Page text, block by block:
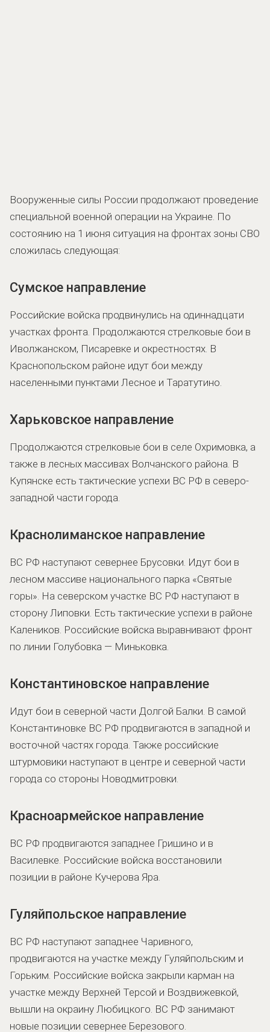
Вооруженные силы России продолжают проведение
специальной военной операции на Украине. По
состоянию на 1 июня ситуация на фронтах зоны СВО
сложилась следующая:
Сумское направление
Российские войска продвинулись на одиннадцати
участках фронта. Продолжаются стрелковые бои в
Иволжанском, Писаревке и окрестностях. В
Краснопольском районе идут бои между
населенными пунктами Лесное и Таратутино.
Харьковское направление
Продолжаются стрелковые бои в селе Охримовка, а
также в лесных массивах Волчанского района. В
Купянске есть тактические успехи ВС РФ в северо-
западной части города.
Краснолиманское направление
ВС РФ наступают севернее Брусовки. Идут бои в
лесном массиве национального парка «Святые
горы». На северском участке ВС РФ наступают в
сторону Липовки. Есть тактические успехи в районе
Калеников. Российские войска выравнивают фронт
по линии Голубовка — Миньковка.
Константиновское направление
Идут бои в северной части Долгой Балки. В самой
Константиновке ВС РФ продвигаются в западной и
восточной частях города. Также российские
штурмовики наступают в центре и северной части
города со стороны Новодмитровки.
Красноармейское направление
ВС РФ продвигаются западнее Гришино и в
Василевке. Российские войска восстановили
позиции в районе Кучерова Яра.
Гуляйпольское направление
ВС РФ наступают западнее Чаривного,
продвигаются на участке между Гуляйпольским и
Горьким. Российские войска закрыли карман на
участке между Верхней Терсой и Воздвижевкой,
вышли на окраину Любицкого. ВС РФ занимают
новые позиции севернее Березового.